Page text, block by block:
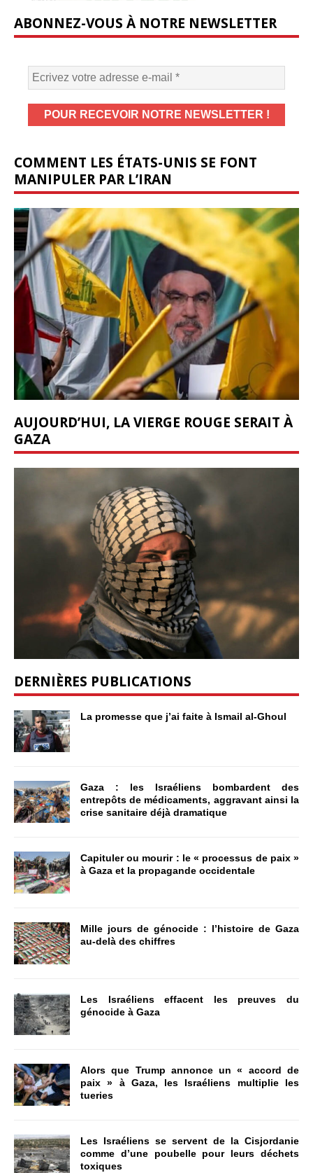
ABONNEZ-VOUS À NOTRE NEWSLETTER
COMMENT LES ÉTATS-UNIS SE FONT
MANIPULER PAR L’IRAN
AUJOURD’HUI, LA VIERGE ROUGE SERAIT À
GAZA
DERNIÈRES PUBLICATIONS
La promesse que j’ai faite à Ismail al-Ghoul
Gaza : les Israéliens bombardent des
entrepôts de médicaments, aggravant ainsi la
crise sanitaire déjà dramatique
Capituler ou mourir : le « processus de paix »
à Gaza et la propagande occidentale
Mille jours de génocide : l’histoire de Gaza
au-delà des chiffres
Les Israéliens effacent les preuves du
génocide à Gaza
Alors que Trump annonce un « accord de
paix » à Gaza, les Israéliens multiplie les
tueries
Les Israéliens se servent de la Cisjordanie
comme d’une poubelle pour leurs déchets
toxiques